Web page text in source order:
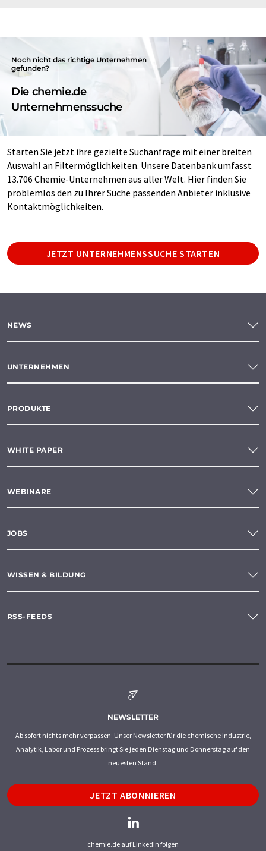
Noch nicht das richtige Unternehmen
gefunden?
Die chemie.de
Unternehmenssuche
Starten Sie jetzt ihre gezielte Suchanfrage mit einer breiten
Auswahl an Filtermöglichkeiten. Unsere Datenbank umfasst
13.706 Chemie-Unternehmen aus aller Welt. Hier finden Sie
problemlos den zu Ihrer Suche passenden Anbieter inklusive
Kontaktmöglichkeiten.
JETZT UNTERNEHMENSSUCHE STARTEN
NEWS
UNTERNEHMEN
PRODUKTE
WHITE PAPER
WEBINARE
JOBS
WISSEN & BILDUNG
RSS-FEEDS
NEWSLETTER
Ab sofort nichts mehr verpassen: Unser Newsletter für die chemische Industrie,
Analytik, Labor und Prozess bringt Sie jeden Dienstag und Donnerstag auf den
neuesten Stand.
JETZT ABONNIEREN
chemie.de auf LinkedIn folgen